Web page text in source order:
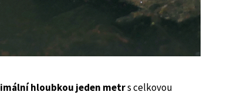
hloubkou jeden metrs celkovou